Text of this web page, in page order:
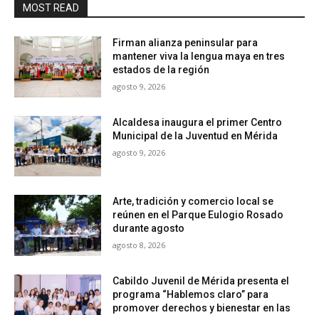
MOST READ
Firman alianza peninsular para
mantener viva la lengua maya en tres
estados de la región
agosto 9, 2026
Alcaldesa inaugura el primer Centro
Municipal de la Juventud en Mérida
agosto 9, 2026
Arte, tradición y comercio local se
reúnen en el Parque Eulogio Rosado
durante agosto
agosto 8, 2026
Cabildo Juvenil de Mérida presenta el
programa “Hablemos claro” para
promover derechos y bienestar en las